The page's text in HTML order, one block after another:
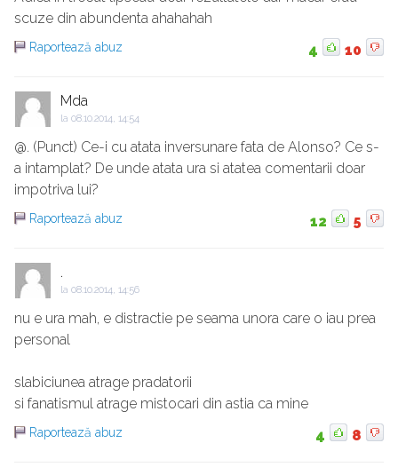
scuze din abundenta ahahahah
Raportează abuz 4 10
Mda
la 08.10.2014, 14:54
@. (Punct) Ce-i cu atata inversunare fata de Alonso? Ce s-
a intamplat? De unde atata ura si atatea comentarii doar
impotriva lui?
Raportează abuz 12 5
.
la 08.10.2014, 14:56
nu e ura mah, e distractie pe seama unora care o iau prea
personal
slabiciunea atrage pradatorii
si fanatismul atrage mistocari din astia ca mine
Raportează abuz 4 8